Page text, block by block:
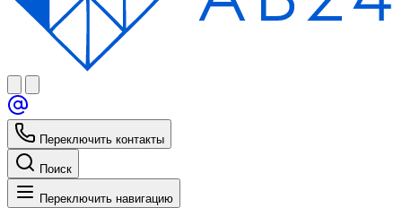
Переключить контакты
Поиск
Переключить навигацию